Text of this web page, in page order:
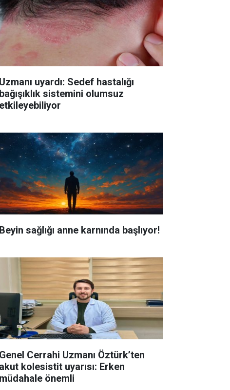
Uzmanı uyardı: Sedef hastalığı
bağışıklık sistemini olumsuz
etkileyebiliyor
Beyin sağlığı anne karnında başlıyor!
Genel Cerrahi Uzmanı Öztürk’ten
akut kolesistit uyarısı: Erken
müdahale önemli